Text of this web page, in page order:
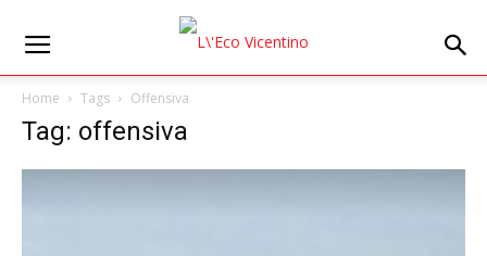
Home Tags Offensiva
Tag: offensiva